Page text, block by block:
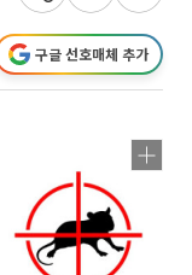
구글 선호매체 추가